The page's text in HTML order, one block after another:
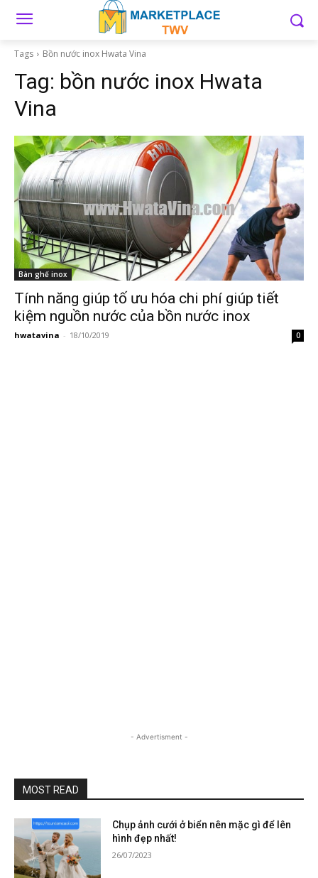
Tags Bồn nước inox Hwata Vina
Tag: bồn nước inox Hwata
Vina
Bàn ghế inox
Tính năng giúp tố ưu hóa chi phí giúp tiết
kiệm nguồn nước của bồn nước inox
hwatavina - 18/10/2019 0
- Advertisment -
MOST READ
Chụp ảnh cưới ở biển nên mặc gì để lên
hình đẹp nhất!
26/07/2023